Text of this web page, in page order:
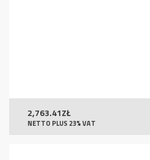
2,763.41ZŁ
NETTO PLUS 23% VAT